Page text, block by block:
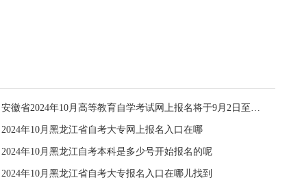
安徽省2024年10月高等教育自学考试网上报名将于9月2日至6日进行
2024年10月黑龙江省自考大专网上报名入口在哪
2024年10月黑龙江自考本科是多少号开始报名的呢
2024年10月黑龙江省自考大专报名入口在哪儿找到